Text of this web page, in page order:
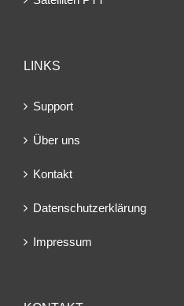
LINKS
Support
Über uns
Kontakt
Datenschutzerklärung
Impressum